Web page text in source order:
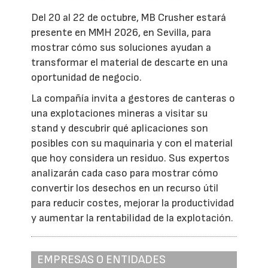
Del 20 al 22 de octubre, MB Crusher estará
presente en MMH 2026, en Sevilla, para
mostrar cómo sus soluciones ayudan a
transformar el material de descarte en una
oportunidad de negocio.
La compañía invita a gestores de canteras o
una explotaciones mineras a visitar su
stand y descubrir qué aplicaciones son
posibles con su maquinaria y con el material
que hoy considera un residuo. Sus expertos
analizarán cada caso para mostrar cómo
convertir los desechos en un recurso útil
para reducir costes, mejorar la productividad
y aumentar la rentabilidad de la explotación.
EMPRESAS O ENTIDADES